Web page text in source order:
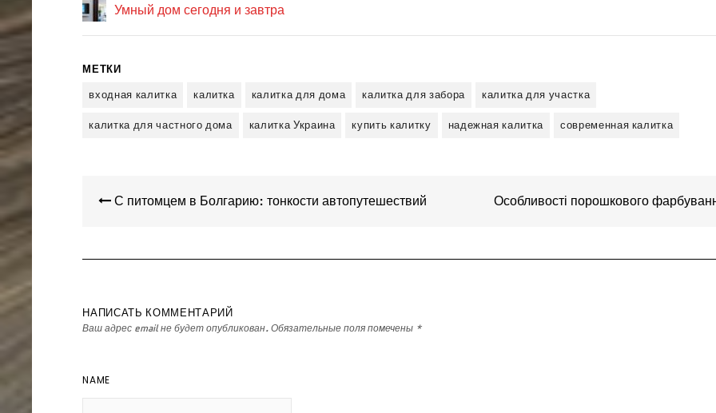
Умный дом сегодня и завтра
МЕТКИ
входная калитка
калитка калитка для дома калитка для забора
калитка для участка
калитка для частного дома
калитка Украина купить калитку надежная калитка современная калитка
Навигация
С питомцем в Болгарию: тонкости автопутешествий Особливості порошкового
НАПИСАТЬ КОММЕНТАРИЙ
Ваш адрес email не будет опубликован. Обязательные поля помечены *
NAME